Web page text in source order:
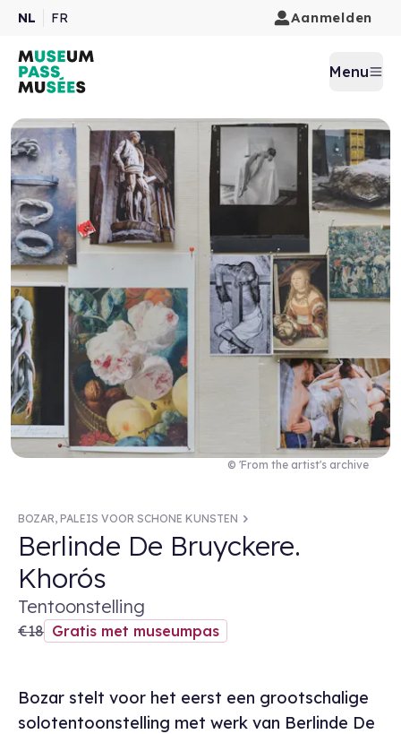
NL FR Aanmelden
Menu
© 'From the artist's archive
BOZAR, PALEIS VOOR SCHONE KUNSTEN
Berlinde De Bruyckere.
Khorós
Tentoonstelling
€18 Gratis met museumpas
Bozar stelt voor het eerst een grootschalige
solotentoonstelling met werk van Berlinde De